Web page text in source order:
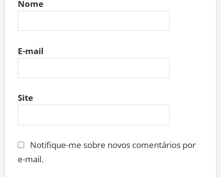
Nome
E-mail
Site
Notifique-me sobre novos comentários por
e-mail.